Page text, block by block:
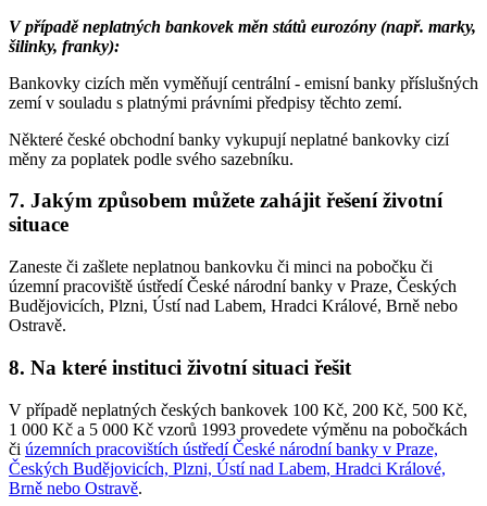
V případě neplatných bankovek měn států eurozóny (např. marky,
šilinky, franky):
Bankovky cizích měn vyměňují centrální - emisní banky příslušných
zemí v souladu s platnými právními předpisy těchto zemí.
Některé české obchodní banky vykupují neplatné bankovky cizí
měny za poplatek podle svého sazebníku.
7. Jakým způsobem můžete zahájit řešení životní
situace
Zaneste či zašlete neplatnou bankovku či minci na pobočku či
územní pracoviště ústředí České národní banky v Praze, Českých
Budějovicích, Plzni, Ústí nad Labem, Hradci Králové, Brně nebo
Ostravě.
8. Na které instituci životní situaci řešit
V případě neplatných českých bankovek 100 Kč, 200 Kč, 500 Kč,
1 000 Kč a 5 000 Kč vzorů 1993 provedete výměnu na pobočkách
či územních pracovištích ústředí České národní banky v Praze,
Českých Budějovicích, Plzni, Ústí nad Labem, Hradci Králové,
Brně nebo Ostravě.